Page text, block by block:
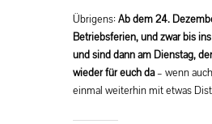
Übrigens:Ab dem 24.
Betriebsferien, und zwar bis
und sind dann am Dienstag,
wieder für euch da– wenn
einmal weiterhin mit etwas